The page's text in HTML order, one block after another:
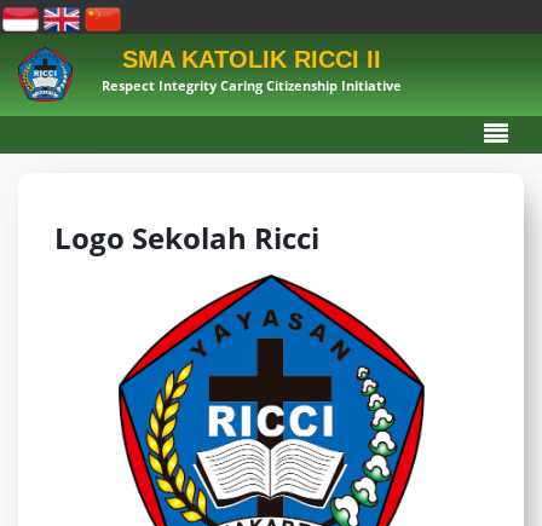
SMA KATOLIK RICCI II
Respect Integrity Caring Citizenship Initiative
Logo Sekolah Ricci